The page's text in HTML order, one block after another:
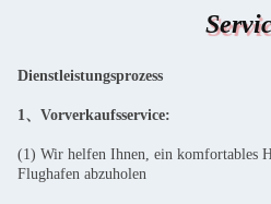
Dienstleistungsprozess
1、Vorverkaufsservice:
(1) Wir helfen Ihnen, ein komfortables
Flughafen abzuholen